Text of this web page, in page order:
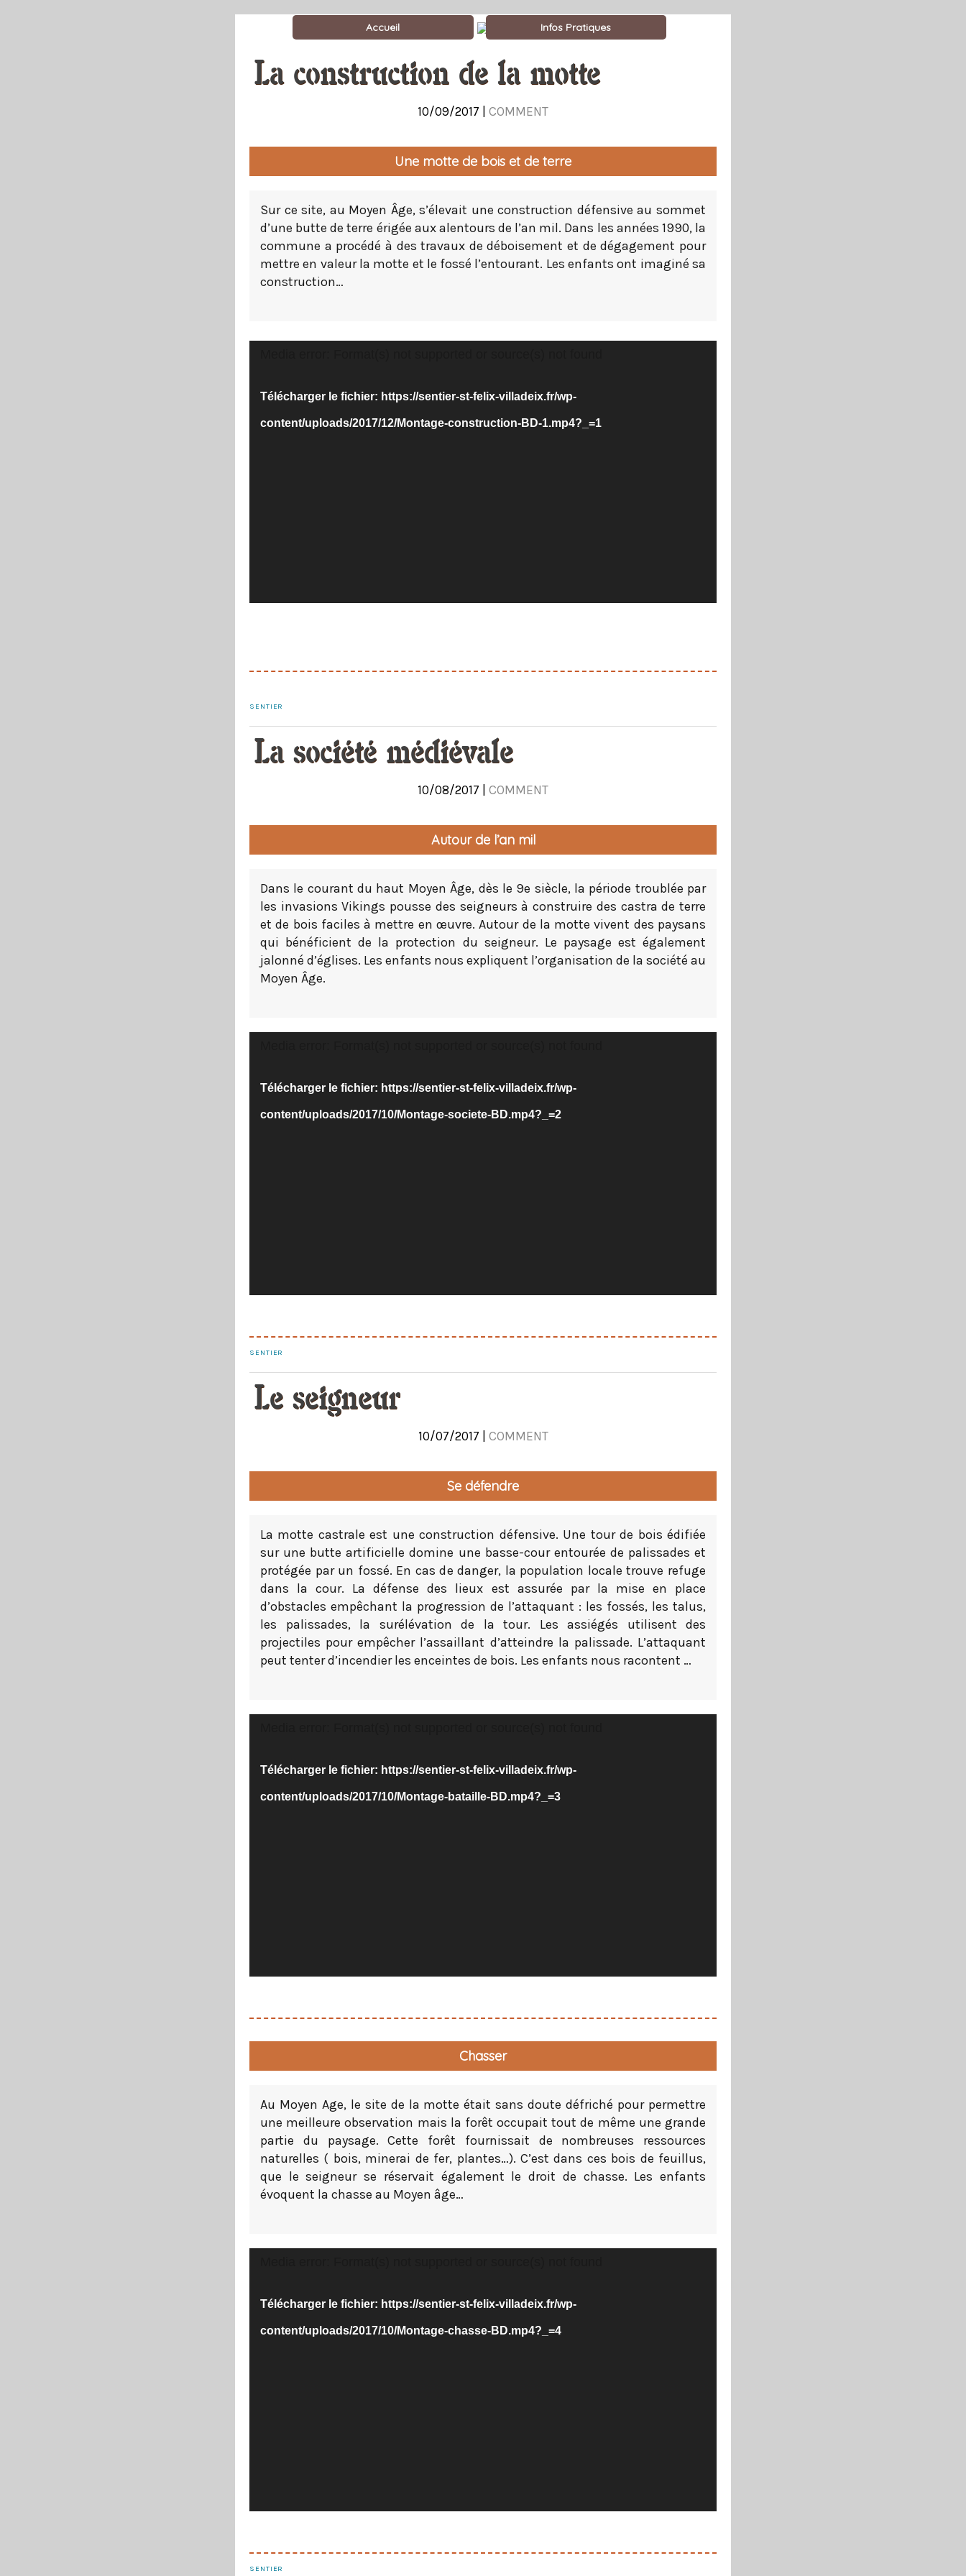
Accueil Infos Pratiques
La construction de la motte
10/09/2017 | COMMENT
Une motte de bois et de terre
Sur ce site, au Moyen Âge, s’élevait une construction défensive au sommet
d’une butte de terre érigée aux alentours de l’an mil. Dans les années 1990, la
commune a procédé à des travaux de déboisement et de dégagement pour
mettre en valeur la motte et le fossé l’entourant. Les enfants ont imaginé sa
construction…
Télécharger le fichier: https://sentier-st-felix-villadeix.fr/wp-
content/uploads/2017/12/Montage-construction-BD-1.mp4?_=1
SENTIER
La société médiévale
10/08/2017 | COMMENT
Autour de l’an mil
Dans le courant du haut Moyen Âge, dès le 9e siècle, la période troublée par
les invasions Vikings pousse des seigneurs à construire des castra de terre
et de bois faciles à mettre en œuvre. Autour de la motte vivent des paysans
qui bénéficient de la protection du seigneur. Le paysage est également
jalonné d’églises. Les enfants nous expliquent l’organisation de la société au
Moyen Âge.
Télécharger le fichier: https://sentier-st-felix-villadeix.fr/wp-
content/uploads/2017/10/Montage-societe-BD.mp4?_=2
SENTIER
Le seigneur
10/07/2017 | COMMENT
Se défendre
La motte castrale est une construction défensive. Une tour de bois édifiée
sur une butte artificielle domine une basse-cour entourée de palissades et
protégée par un fossé. En cas de danger, la population locale trouve refuge
dans la cour. La défense des lieux est assurée par la mise en place
d’obstacles empêchant la progression de l’attaquant : les fossés, les talus,
les palissades, la surélévation de la tour. Les assiégés utilisent des
projectiles pour empêcher l’assaillant d’atteindre la palissade. L’attaquant
peut tenter d’incendier les enceintes de bois. Les enfants nous racontent …
Télécharger le fichier: https://sentier-st-felix-villadeix.fr/wp-
content/uploads/2017/10/Montage-bataille-BD.mp4?_=3
Chasser
Au Moyen Age, le site de la motte était sans doute défriché pour permettre
une meilleure observation mais la forêt occupait tout de même une grande
partie du paysage. Cette forêt fournissait de nombreuses ressources
naturelles ( bois, minerai de fer, plantes…). C’est dans ces bois de feuillus,
que le seigneur se réservait également le droit de chasse. Les enfants
évoquent la chasse au Moyen âge…
Télécharger le fichier: https://sentier-st-felix-villadeix.fr/wp-
content/uploads/2017/10/Montage-chasse-BD.mp4?_=4
SENTIER